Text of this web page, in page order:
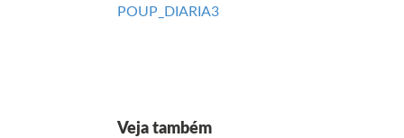
POUP_DIARIA3
Veja também